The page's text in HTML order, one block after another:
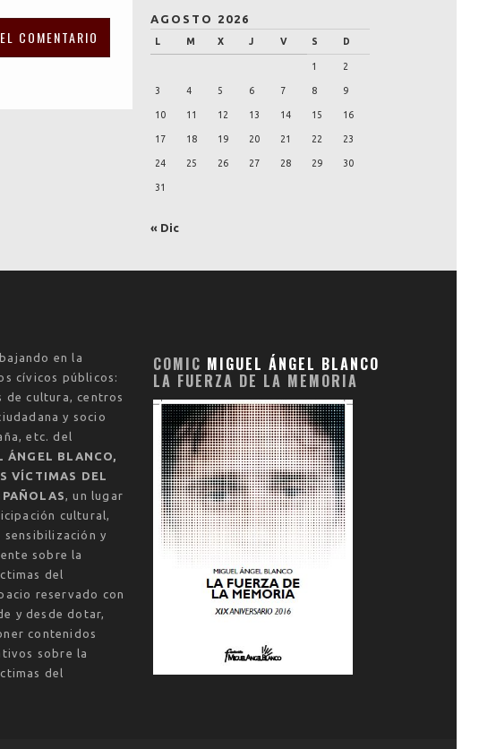
AGOSTO 2026
L M X J V S D
1 2
3 4 5 6 7 8 9
10 11 12 13 14 15 16
17 18 19 20 21 22 23
24 25 26 27 28 29 30
31
« Dic
en la
cívicos públicos:
de cultura, centros
y socio
etc. del
ÁNGEL BLANCO,
VÍCTIMAS DEL
, un lugar
cultural,
y
sobre la
del
reservado con
y desde dotar,
contenidos
sobre la
del
COMIC MIGUEL ÁNGEL BLANCO
LA FUERZA DE LA MEMORIA